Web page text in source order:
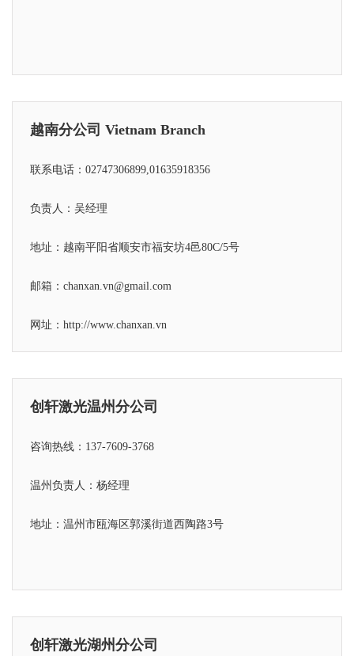
越南分公司 Vietnam Branch
联系电话：02747306899,01635918356
负责人：吴经理
地址：越南平阳省顺安市福安坊4邑80C/5号
邮箱：chanxan.vn@gmail.com
网址：http://www.chanxan.vn
创轩激光温州分公司
咨询热线：137-7609-3768
温州负责人：杨经理
地址：温州市瓯海区郭溪街道西陶路3号
创轩激光湖州分公司